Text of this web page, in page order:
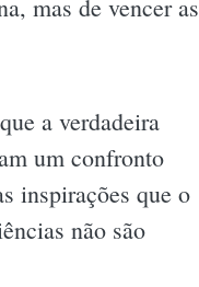
mas de vencer as
a verdadeira
um confronto
inspirações que o
não são